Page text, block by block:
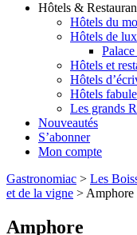
Hôtels &
Hôtels du
Hôtels de
Hôtels et
Hôtels
Hôtels
Les grands
Nouveautés
S’abonner
Mon compte
Gastronomiac > Les
et de la vigne > Amphore
Amphore